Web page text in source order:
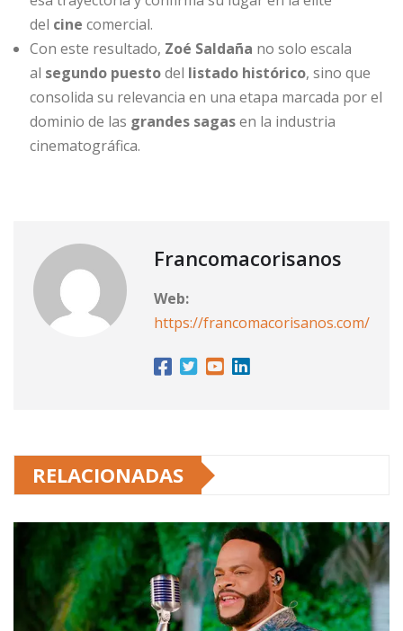
del cine comercial.
Con este resultado, Zoé Saldaña no solo escala
al segundo puestodel listado histórico, sino que
consolida su relevancia en una etapa marcada por el
dominio de las grandes sagasen la industria
cinematográfica.
Francomacorisanos
Web:
https://francomacorisanos.com/
RELACIONADAS